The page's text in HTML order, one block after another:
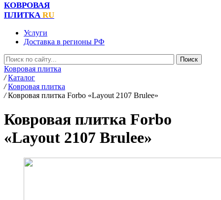
КОВРОВАЯ
ПЛИТКА RU
Услуги
Доставка в регионы РФ
Ковровая плитка
/ Каталог
/ Ковровая плитка
/ Ковровая плитка Forbo «Layout 2107 Brulee»
Ковровая плитка Forbo
«Layout 2107 Brulee»